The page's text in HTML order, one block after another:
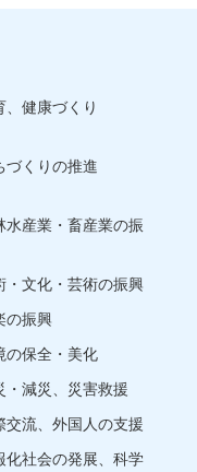
、健康づくり
づくりの推進
水産業・畜産業の振
・文化・芸術の振興
の振興
の保全・美化
・減災、災害救援
交流、外国人の支援
化社会の発展、科学